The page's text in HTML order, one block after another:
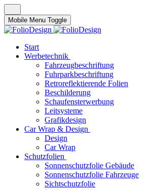
Mobile Menu Toggle
Start
Werbetechnik
Fahrzeugbeschriftung
Fuhrparkbeschriftung
Retroreflektierende Folien
Beschilderung
Schaufensterwerbung
Leitsysteme
Grafikdesign
Car Wrap & Design
Design
Car Wrap
Schutzfolien
Sonnenschutzfolie Gebäude
Sonnenschutzfolie Fahrzeuge
Sichtschutzfolie